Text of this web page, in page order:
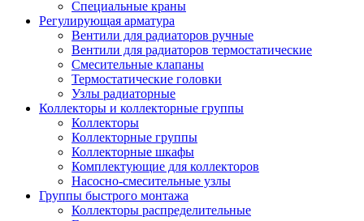
Специальные краны
Регулирующая арматура
Вентили для радиаторов ручные
Вентили для радиаторов термостатические
Смесительные клапаны
Термостатические головки
Узлы радиаторные
Коллекторы и коллекторные группы
Коллекторы
Коллекторные группы
Коллекторные шкафы
Комплектующие для коллекторов
Насосно-смесительные узлы
Группы быстрого монтажа
Коллекторы распределительные